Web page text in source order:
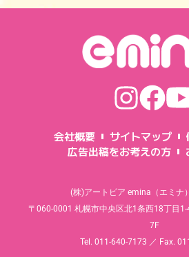
会社概要 サイトマップ
広告出稿をお考えの方
(株)アートピア emina（エミナ
〒060-0001 札幌市中央区北1条西18丁目
7F
Tel. 011-640-7173 ／ Fax.